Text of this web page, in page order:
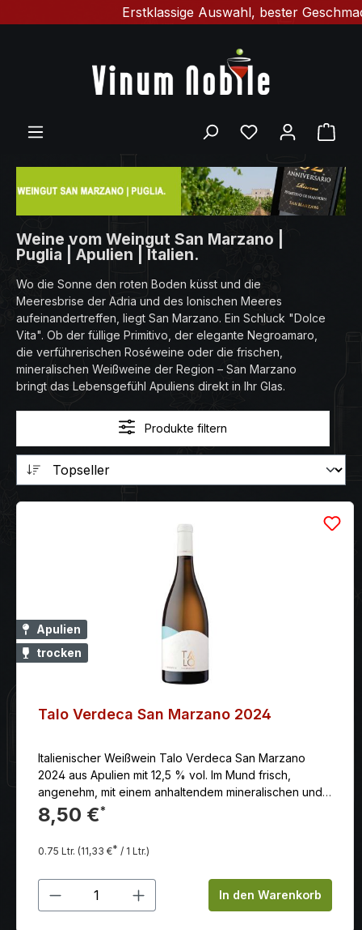
Zum Hauptinhalt springenErstklassige Auswahl, bester Geschmack &
Du hast 0
Weine vom Weingut San Marzano |
Puglia | Apulien | Italien.
Wo die Sonne den roten Boden küsst und die
Meeresbrise der Adria und des Ionischen Meeres
aufeinandertreffen, liegt San Marzano. Ein Schluck "Dolce
Vita". Ob der füllige Primitivo, der elegante Negroamaro,
die verführerischen Roséweine oder die frischen,
mineralischen Weißweine der Region – San Marzano
bringt das Lebensgefühl Apuliens direkt in Ihr Glas.
Produkte filtern
Apulien
trocken
Talo Verdeca San Marzano 2024
Italienischer Weißwein Talo Verdeca San Marzano
2024 aus Apulien mit 12,5 % vol. Im Mund frisch,
angenehm, mit einem anhaltendem mineralischen und
würzigem Nachhall.
8,50 €*
0.75 Ltr. (11,33 €* / 1 Ltr.)
Produkt Anzahl: Gib denIn den Warenkorb